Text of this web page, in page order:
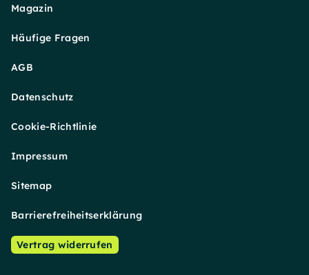
Magazin
Häufige Fragen
AGB
Datenschutz
Cookie-Richtlinie
Impressum
Sitemap
Barrierefreiheitserklärung
Vertrag widerrufen